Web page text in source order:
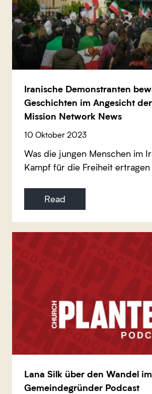
Iranische Demonstranten
Geschichten im Angesicht
Mission Network News
10 Oktober 2023
Was die jungen Menschen im
Kampf für die Freiheit ertragen
Read
Lana Silk über den Wandel
Gemeindegründer Podcast